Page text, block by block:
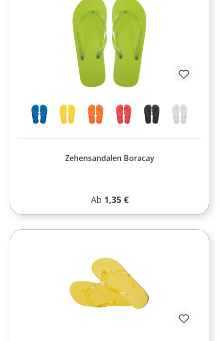
Zehensandalen Boracay
Regulärer Preis:
Ab 1,35 €